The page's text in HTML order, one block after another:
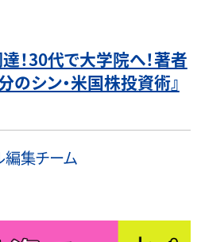
！30代で大学院へ！著者
のシン・米国株投資術』
集チーム